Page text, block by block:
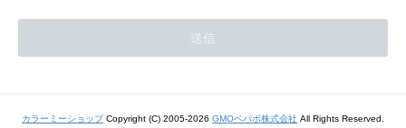
カラーミーショップCopyright (C) 2005-2026 GMOペパボ株式会社 All Rights Reserved.